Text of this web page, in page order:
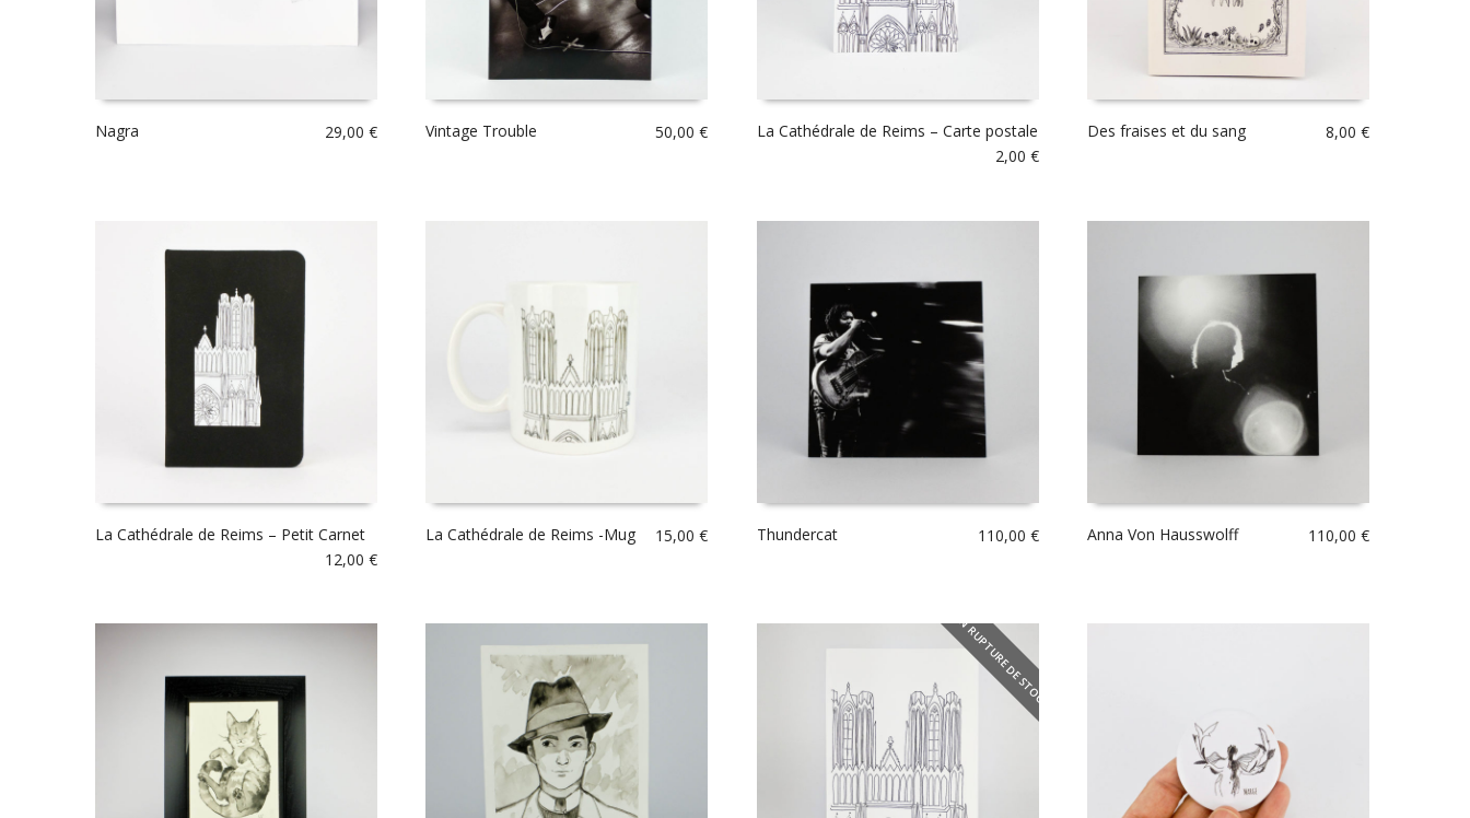
Nagra 29,00 € Vintage Trouble 50,00€
La Cathédrale de Reims – Carte postale
2,00 €
Des fraises et du sang 8,00€
La Cathédrale de Reims – Petit Carnet
12,00 €
La Cathédrale de Reims -Mug 15,00€ Thundercat 110,00 € Anna Von Hausswolff 110,00€
EN RUPTURE DE STOCK